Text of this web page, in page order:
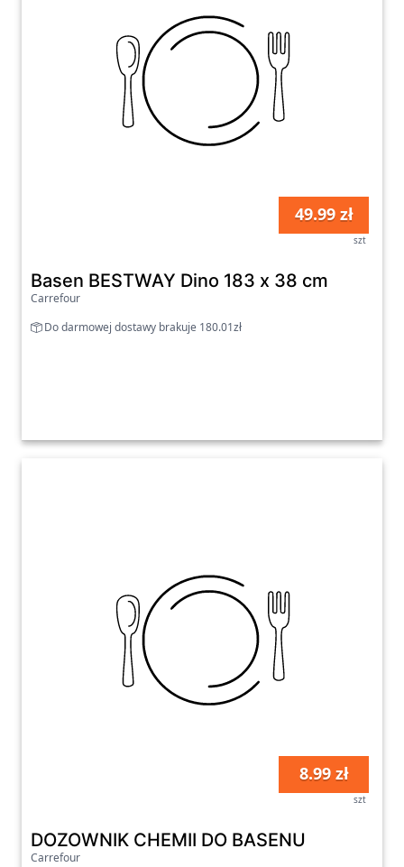
49.99 zł
szt
Basen BESTWAY Dino 183 x 38 cm
Carrefour
Do darmowej dostawy brakuje 180.01zł
8.99 zł
szt
DOZOWNIK CHEMII DO BASENU
Carrefour